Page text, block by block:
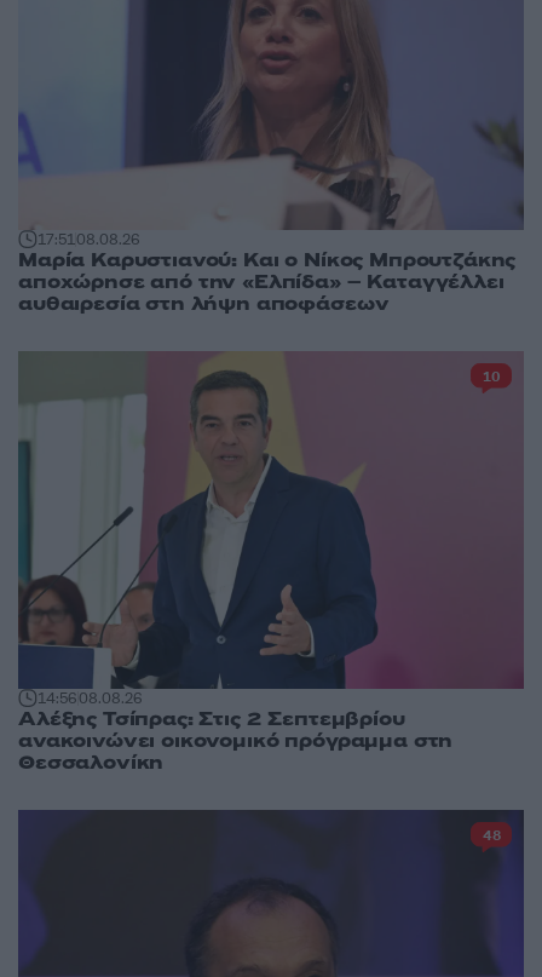
17:5108.08.26
Μαρία Καρυστιανού: Και ο Νίκος Μπρουτζάκης
αποχώρησε από την «Ελπίδα» – Καταγγέλλει
αυθαιρεσία στη λήψη αποφάσεων
14:5608.08.26
Αλέξης Τσίπρας: Στις 2 Σεπτεμβρίου
ανακοινώνει οικονομικό πρόγραμμα στη
Θεσσαλονίκη
10
48